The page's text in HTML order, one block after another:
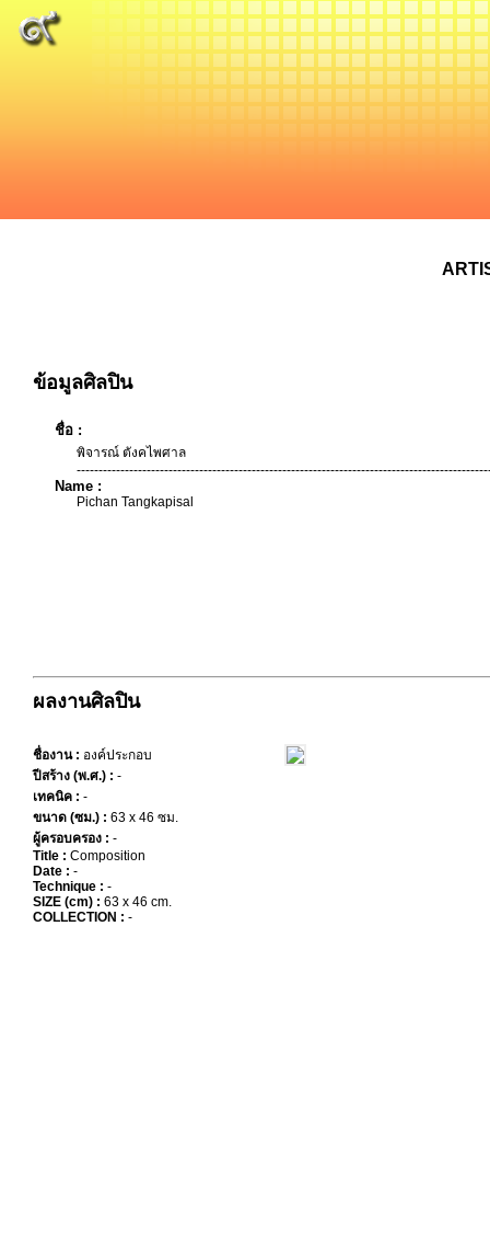
ข้อมูลศิลปิน
ชื่อ :
พิจารณ์ ตังคไพศาล
Name :
Pichan Tangkapisal
ผลงานศิลปิน
ชื่องาน : องค์ประกอบ
ปีสร้าง (พ.ศ.) : -
เทคนิค : -
ขนาด (ซม.) : 63 x 46 ซม.
ผู้ครอบครอง : -
Title : Composition
Date : -
Technique : -
SIZE (cm) : 63 x 46 cm.
COLLECTION : -